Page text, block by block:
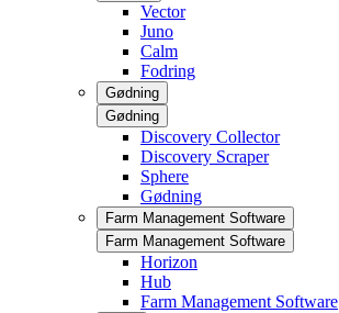
Vector
Juno
Calm
Fodring
Gødning
Gødning
Discovery Collector
Discovery Scraper
Sphere
Gødning
Farm Management Software
Farm Management Software
Horizon
Hub
Farm Management Software